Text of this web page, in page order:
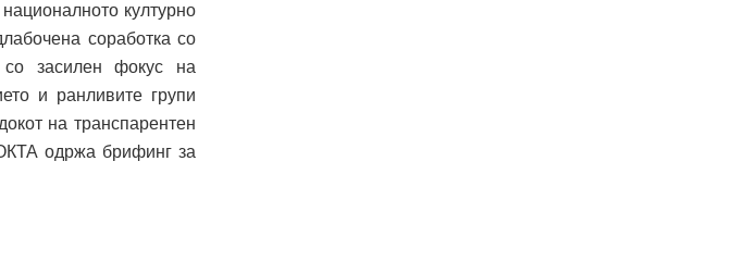
културно
соработка со
со засилен фокус на
и ранливите групи
на транспарентен
одржа брифинг за